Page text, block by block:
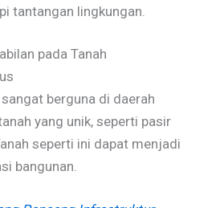
tantangan lingkungan.
pada Tanah
berguna di daerah
yang unik, seperti pasir
seperti ini dapat menjadi
bangunan.